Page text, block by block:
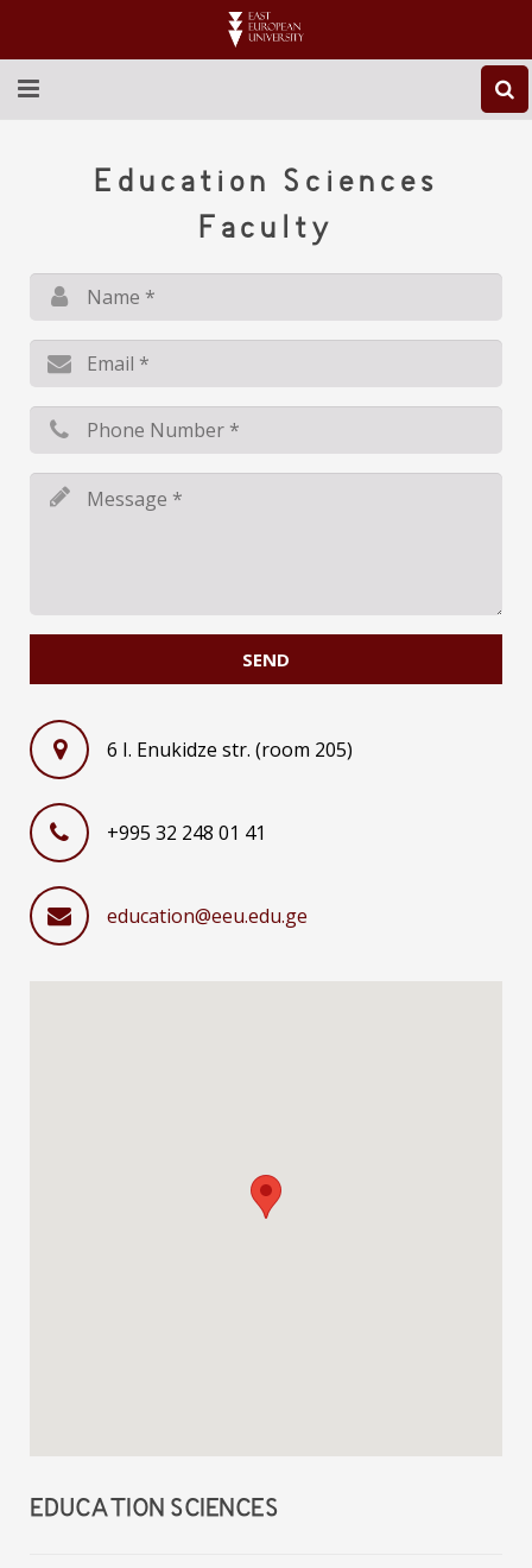
RESEARCH
INTERNATIONAL
LIBRARY
STUDENT LIFE
Education Sciences
Faculty
SEND
6 I. Enukidze str. (room 205)
+995 32 248 01 41
education@eeu.edu.ge
EDUCATION SCIENCES